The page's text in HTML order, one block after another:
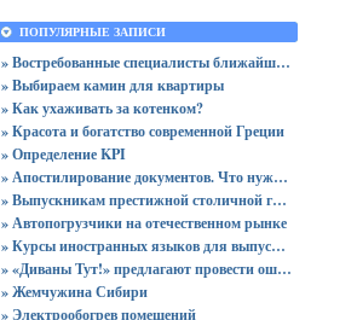
ПОПУЛЯРНЫЕ ЗАПИСИ
» Востребованные специалисты ближайшего будущего
» Выбираем камин для квартиры
» Как ухаживать за котенком?
» Красота и богатство современной Греции
» Определение KPI
» Апостилирование документов. Что нужно учитывать?
» Выпускникам престижной столичной гимназии вручены 64 аттестата
» Автопогрузчики на отечественном рынке
» Курсы иностранных языков для выпускников
» «Диваны Тут!» предлагают провести ошеломительную ночь!
» Жемчужина Сибири
» Электрообогрев помещений